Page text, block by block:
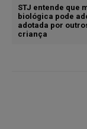
STJ entende que
biológica pode
adotada por
criança